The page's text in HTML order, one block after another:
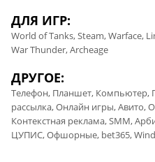
ДЛЯ ИГР:
World of Tanks, Steam, Warface,
War Thunder, Archeage
ДРУГОЕ:
Телефон, Планшет, Компьютер,
рассылка, Онлайн игры, Авито,
Контекстная реклама, SMM,
ЦУПИС, Офшорные, bet365,